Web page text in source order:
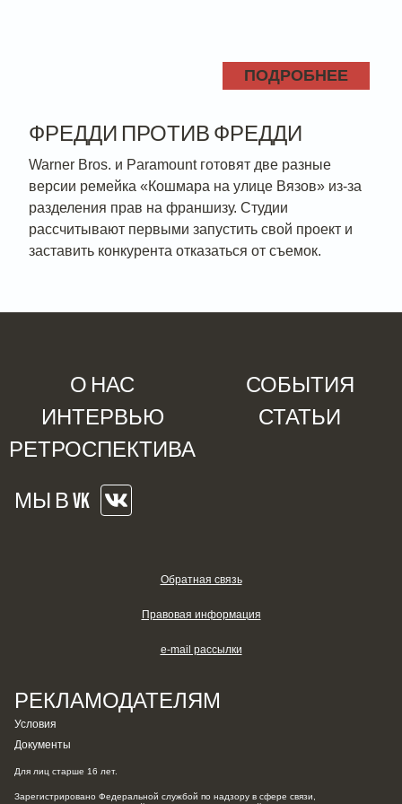
ПОДРОБНЕЕ
ФРЕДДИ ПРОТИВ ФРЕДДИ
Warner Bros. и Paramount готовят две разные
версии ремейка «Кошмара на улице Вязов» из-за
разделения прав на франшизу. Студии
рассчитывают первыми запустить свой проект и
заставить конкурента отказаться от съемок.
О НАС
СОБЫТИЯ
ИНТЕРВЬЮ
СТАТЬИ
РЕТРОСПЕКТИВА
МЫ В VK
РЕКЛАМОДАТЕЛЯМ
Условия
Документы
Обратная связь
Правовая информация
e-mail рассылки
Для лиц старше 16 лет.
Зарегистрировано Федеральной службой по надзору в сфере связи,